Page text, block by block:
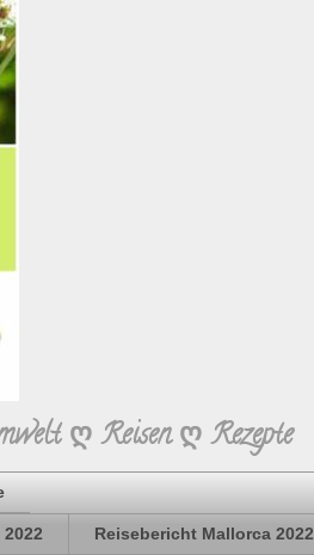
ღ Reisen ღ Rezepte
Reisebericht Mallorca 2022